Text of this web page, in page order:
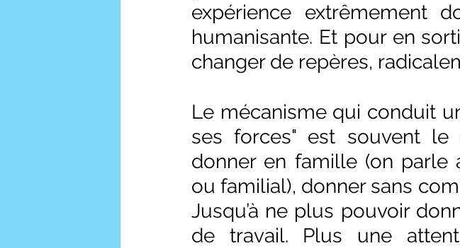
expérience extrêmement
humanisante. Et pour en
changer de repères,
Le mécanisme qui conduit
ses forces" est souvent
donner en famille (on parle
ou familial), donner sans
Jusqu’à ne plus pouvoir
de travail. Plus une